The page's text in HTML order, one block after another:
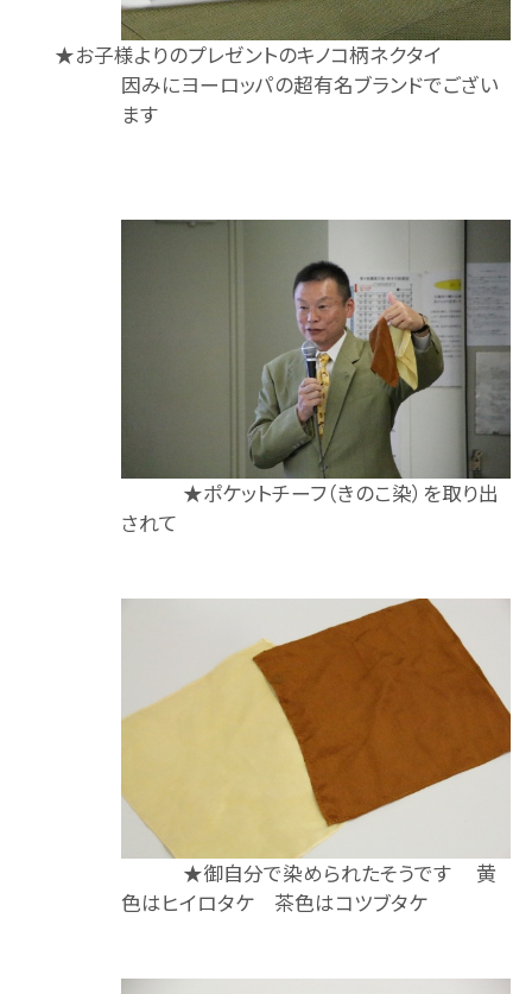
★お子様よりのプレゼントのキノコ柄ネクタイ
因みにヨーロッパの超有名ブランドでござい
ます
★ポケットチーフ（きのこ染）を取り出
されて
★御自分で染められたそうです 黄
色はヒイロタケ 茶色はコツブタケ